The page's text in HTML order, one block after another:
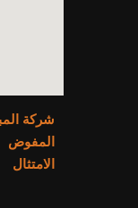
شركة
المفوض
الامتثال